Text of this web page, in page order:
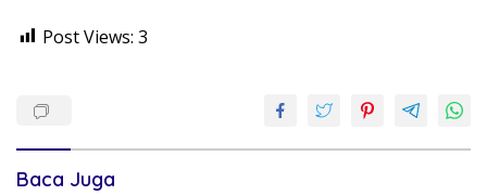
Post Views: 3
Baca Juga